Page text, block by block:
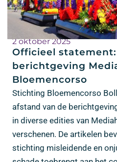
2 oktober 2025
Officieel
berichtgeving
Bloemencorso
Stichting Bloemencorso
afstand van de
in diverse edities van
verschenen. De artikelen
stichting misleidende en